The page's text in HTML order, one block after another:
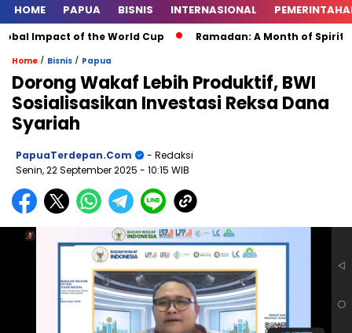
HOME PAPUA BISNIS INTERNASIONAL
Impact of the World Cup Ramadan: A Month of
Home / Bisnis / Papua
Dorong Wakaf Lebih Produktif, BWI
Sosialisasikan Investasi Reksa Dana
Syariah
PapuaTerdepan.com
- Redaksi
Senin, 22 September 2025 - 10:15 WIB